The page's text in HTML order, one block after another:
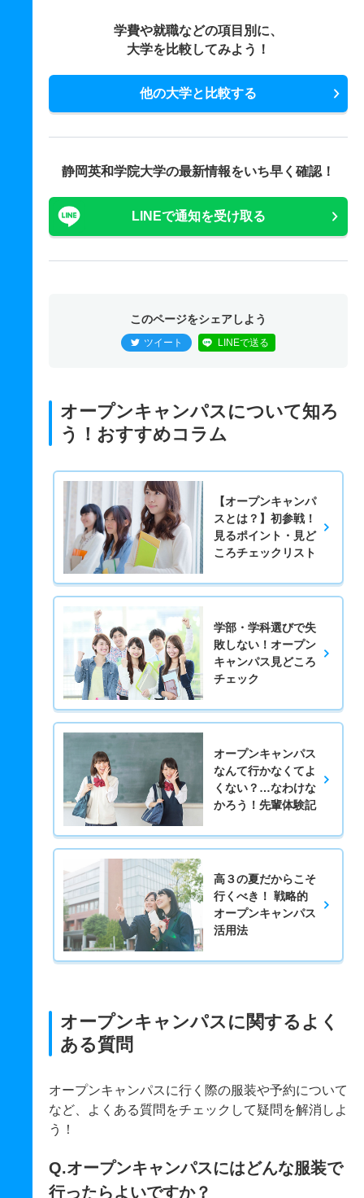
学費や就職などの項目別に、
大学を比較してみよう！
他の大学と比較する
静岡英和学院大学の最新情報をいち早く確認！
LINEで通知を受け取る
このページをシェアしよう
ツイート LINEで送る
オープンキャンパスについて知ろ
う！おすすめコラム
【オープンキャンパ
スとは？】初参戦！
見るポイント・見ど
ころチェックリスト
学部・学科選びで失
敗しない！オープン
キャンパス見どころ
チェック
オープンキャンパス
なんて行かなくてよ
くない？…なわけな
かろう！先輩体験記
高３の夏だからこそ
行くべき！ 戦略的
オープンキャンパス
活用法
オープンキャンパスに関するよく
ある質問
オープンキャンパスに行く際の服装や予約について
など、よくある質問をチェックして疑問を解消しよ
う！
Q.オープンキャンパスにはどんな服装で
行ったらよいですか？